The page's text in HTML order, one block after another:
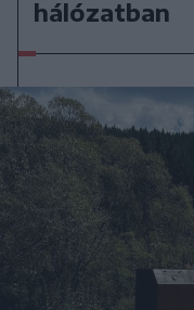
hálózatban